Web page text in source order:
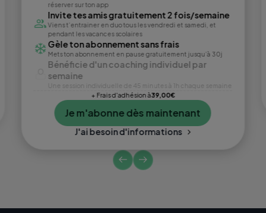
réserver sur ton app
Invite tes amis gratuitement 2 fois/semaine
Viens t’entrainer en duo tous les vendredi et samedi, et
pendant les vacances scolaires
Gèle ton abonnement sans frais
Mets ton abonnement en pause gratuitement jusqu’à 30j
Bénéficie d'un coaching individuel par
semaine
Une session individuelle de 45 minutes à 1h chaque semaine
+ Frais d'adhésion à39,00€
Je m'abonne dès maintenant
J'ai besoin d'informations